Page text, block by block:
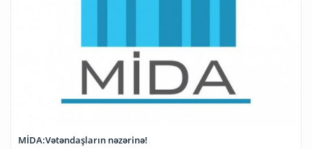
MİDA:Vətəndaşların nəzərinə!